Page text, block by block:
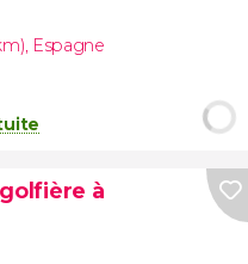
, Espagne
à